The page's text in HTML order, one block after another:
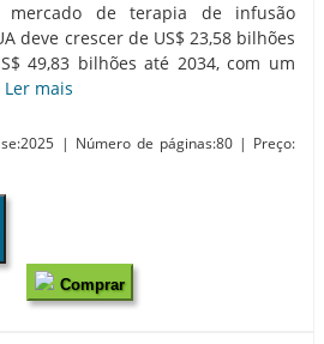
de terapia de infusão
deve crescer de US$ 23,58 bilhões
49,83 bilhões até 2034, com um
Ler mais
| Número de páginas:80 | Preço:
Comprar